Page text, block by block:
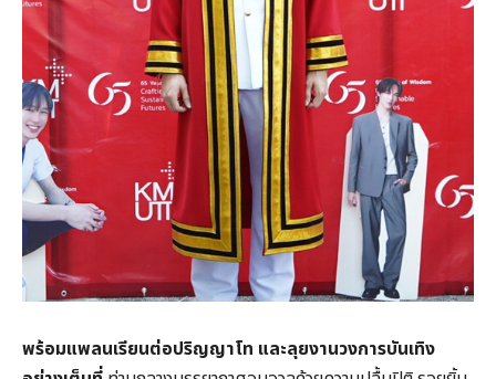
พร้อมแพลนเรียนต่อปริญญาโท และลุยงานวงการบันเทิง